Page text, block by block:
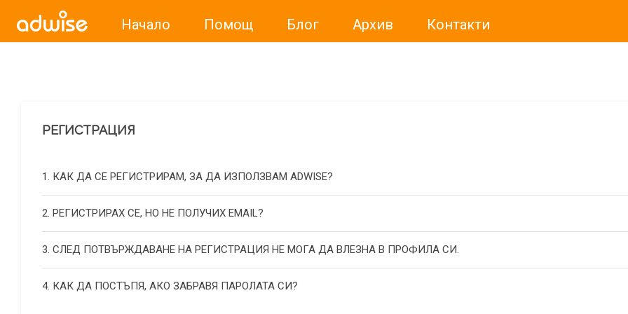
Начало Помощ Блог Архив Контакти
РЕГИСТРАЦИЯ
1. КАК ДА СЕ РЕГИСТРИРАМ, ЗА ДА ИЗПОЛЗВАМ ADWISE?
2. РЕГИСТРИРАХ СЕ, НО НЕ ПОЛУЧИХ EMAIL?
3. СЛЕД ПОТВЪРЖДАВАНЕ НА РЕГИСТРАЦИЯ НЕ МОГА ДА ВЛЕЗНА В ПРОФИЛА СИ.
4. КАК ДА ПОСТЪПЯ, АКО ЗАБРАВЯ ПАРОЛАТА СИ?